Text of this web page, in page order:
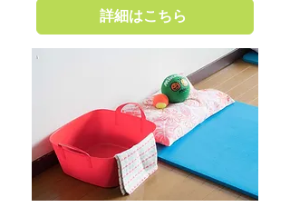
詳細はこちら